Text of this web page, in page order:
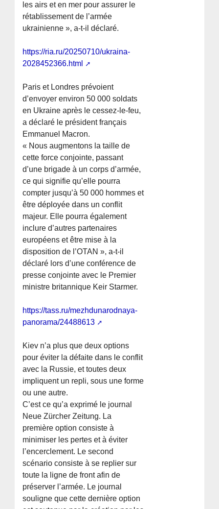
les airs et en mer pour assurer le
rétablissement de l’armée
ukrainienne », a-t-il déclaré.
https://ria.ru/20250710/ukraina-
2028452366.html
Paris et Londres prévoient
d’envoyer environ 50 000 soldats
en Ukraine après le cessez-le-feu,
a déclaré le président français
Emmanuel Macron.
« Nous augmentons la taille de
cette force conjointe, passant
d’une brigade à un corps d’armée,
ce qui signifie qu’elle pourra
compter jusqu’à 50 000 hommes et
être déployée dans un conflit
majeur. Elle pourra également
inclure d’autres partenaires
européens et être mise à la
disposition de l’OTAN », a-t-il
déclaré lors d’une conférence de
presse conjointe avec le Premier
ministre britannique Keir Starmer.
https://tass.ru/mezhdunarodnaya-
panorama/24488613
Kiev n’a plus que deux options
pour éviter la défaite dans le conflit
avec la Russie, et toutes deux
impliquent un repli, sous une forme
ou une autre.
C’est ce qu’a exprimé le journal
Neue Zürcher Zeitung. La
première option consiste à
minimiser les pertes et à éviter
l’encerclement. Le second
scénario consiste à se replier sur
toute la ligne de front afin de
préserver l’armée. Le journal
souligne que cette dernière option